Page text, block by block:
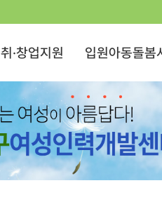
취·창업지원 입원아동돌봄